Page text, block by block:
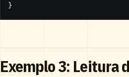
}
Exemplo 3: Leitura